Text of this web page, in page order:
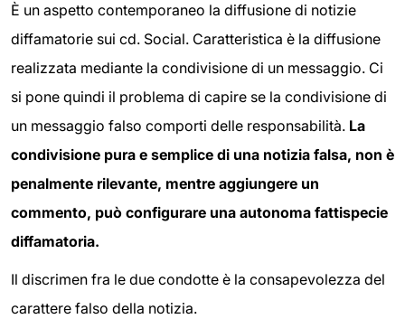
È un aspetto contemporaneo la diffusione di notizie
diffamatorie sui cd. Social. Caratteristica è la diffusione
realizzata mediante la condivisione di un messaggio. Ci
si pone quindi il problema di capire se la condivisione di
un messaggio falso comporti delle responsabilità. La
condivisione pura e semplice di una notizia falsa, non è
penalmente rilevante, mentre aggiungere un
commento, può configurare una autonoma fattispecie
diffamatoria.
Il discrimen fra le due condotte è la consapevolezza del
carattere falso della notizia.